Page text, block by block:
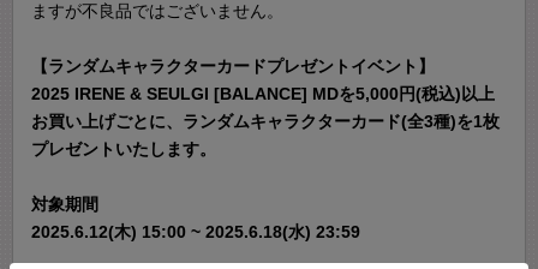
ますが不良品ではございません。
【ランダムキャラクターカードプレゼントイベント】
2025 IRENE & SEULGI [BALANCE] MDを5,000円(税込)以上
お買い上げごとに、ランダムキャラクターカード(全3種)を1枚
プレゼントいたします。
対象期間
2025.6.12(木) 15:00 ~ 2025.6.18(水) 23:59